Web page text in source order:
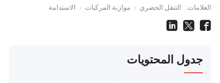
العلامات: التنقل الحضري موازنة المركبات الاستدامة
جدول المحتويات